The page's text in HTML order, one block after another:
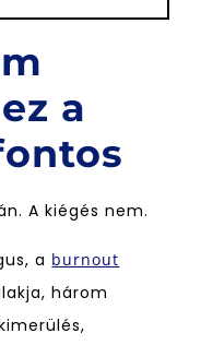
a
A kiégés nem.
a burnout
három